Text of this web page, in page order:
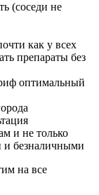
(соседи не
как у всех
препараты без
оптимальный
и не только
безналичными
на все